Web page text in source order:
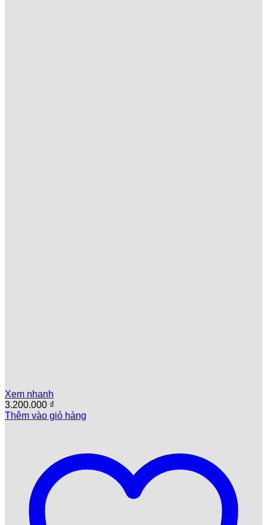
Xem nhanh
3.200.000 ₫
Thêm vào giỏ hàng